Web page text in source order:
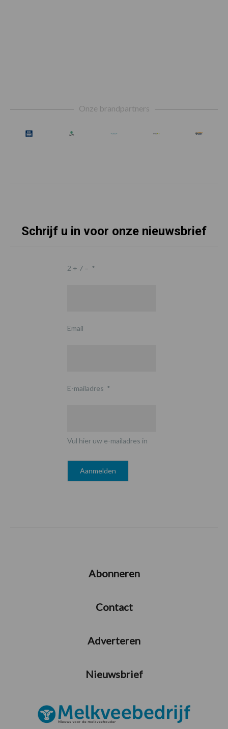
Onze brandpartners
Schrijf u in voor onze nieuwsbrief
2 + 7 = *
Email
E-mailadres *
Vul hier uw e-mailadres in
Abonneren
Contact
Adverteren
Nieuwsbrief